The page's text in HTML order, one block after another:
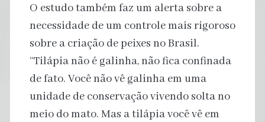
O estudo também faz um alerta sobre a
necessidade de um controle mais rigoroso
sobre a criação de peixes no Brasil.
“Tilápia não é galinha, não fica confinada
de fato. Você não vê galinha em uma
unidade de conservação vivendo solta no
meio do mato. Mas a tilápia você vê em